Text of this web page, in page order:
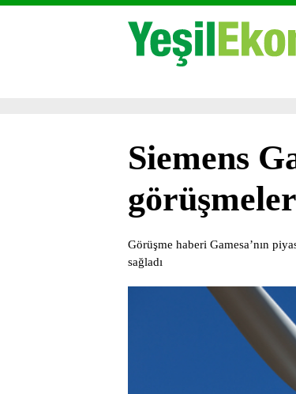
Siemens
Görüşme haberi Gamesa’nın
sağladı